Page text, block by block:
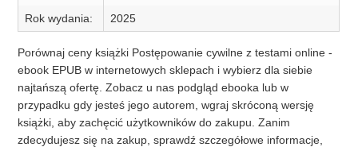
Rok wydania:
2025
Porównaj ceny książki Postępowanie cywilne z testami online -
ebook EPUB w internetowych sklepach i wybierz dla siebie
najtańszą ofertę. Zobacz u nas podgląd ebooka lub w
przypadku gdy jesteś jego autorem, wgraj skróconą wersję
książki, aby zachęcić użytkowników do zakupu. Zanim
zdecydujesz się na zakup, sprawdź szczegółowe informacje,